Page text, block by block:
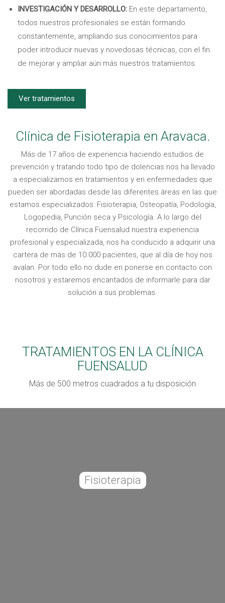
INVESTIGACIÓN Y DESARROLLO: En este departamento,
todos nuestros profesionales se están formando
constantemente, ampliando sus conocimientos para
poder introducir nuevas y novedosas técnicas, con el fin
de mejorar y ampliar aún más nuestros tratamientos.
Ver tratamientos
Clínica de Fisioterapia en Aravaca.
Más de 17 años de experiencia haciendo estudios de
prevención y tratando todo tipo de dolencias nos ha llevado
a especializarnos en tratamientos y en enfermedades que
pueden ser abordadas desde las diferentes áreas en las que
estamos especializados: Fisioterapia, Osteopatía, Podología,
Logopedia, Punción seca y Psicología. A lo largo del
recorrido de Clínica Fuensalud nuestra experiencia
profesional y especializada, nos ha conducido a adquirir una
cartera de más de 10.000 pacientes, que al día de hoy nos
avalan. Por todo ello no dude en ponerse en contacto con
nosotros y estaremos encantados de informarle para dar
solución a sus problemas.
TRATAMIENTOS EN LA CLÍNICA
FUENSALUD
Más de 500 metros cuadrados a tu disposición
Fisioterapia